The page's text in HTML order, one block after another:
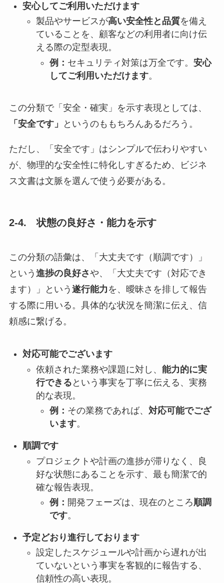
安心してご利用いただけます
製品やサービスが高い安全性と品質を備え
ていることを、顧客などの利用者に向け伝
える際の定型表現。
例： セキュリティ対策は万全です。 安心
してご利用いただけます。
この分類で「安全・確実」を示す表現としては、
「安全です」
というのももちろんあるだろう。
ただし、「安全です」はシンプルで伝わりやすい
が、物理的な安全性に特化しすぎるため、ビジネ
ス文書は文脈を選んで使う必要がある。
2-4.状態の良好さ・能力を示す
この分類の語彙は、「大丈夫です（順調です）」
という 進捗の良好さや、「大丈夫です（対応でき
ます）」という 遂行能力 を、曖昧さを排して報告
する際に用いる。具体的な状況を簡潔に伝え、信
頼感に繋げる。
対応可能でございます
依頼された業務や課題に対し、 能力的に実
行できる という事実を丁寧に伝える、実務
的な表現。
例： その業務であれば、 対応可能でござ
います。
順調です
プロジェクトや計画の進捗が滞りなく、良
好な状態にあることを示す、最も簡潔で的
確な報告表現。
例： 開発フェーズは、現在のところ順調
です。
予定どおり進行しております
設定したスケジュールや計画から遅れが出
ていないという事実を客観的に報告する、
信頼性の高い表現。